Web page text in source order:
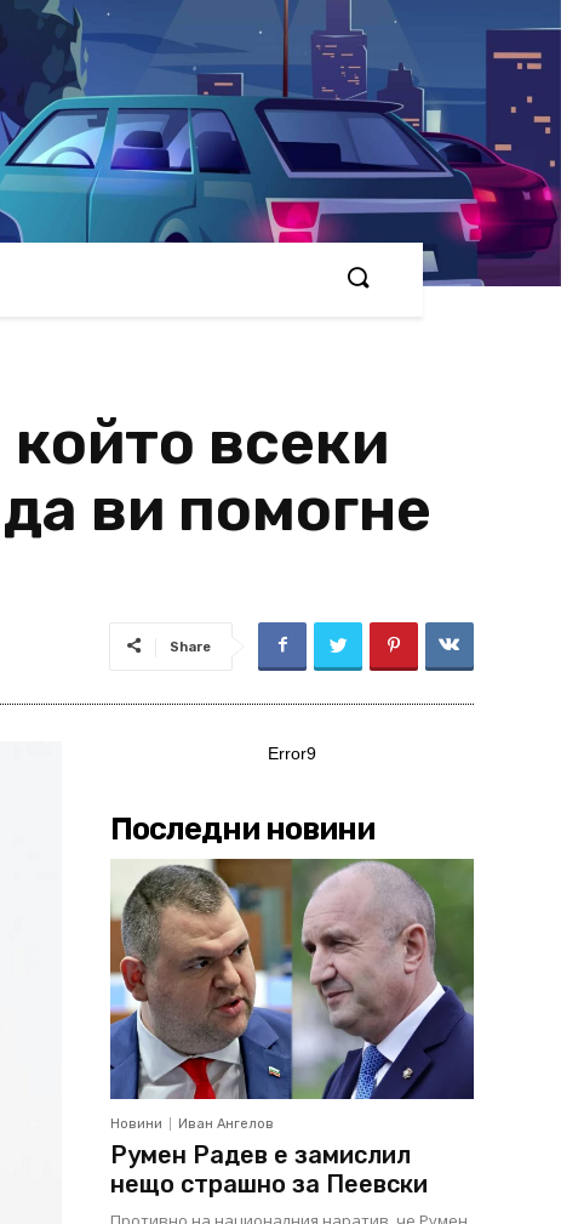
всеки
ви помогне
Share
Error9
Последни новини
Новини Иван Ангелов
Румен Радев е замислил
нещо страшно за Пеевски